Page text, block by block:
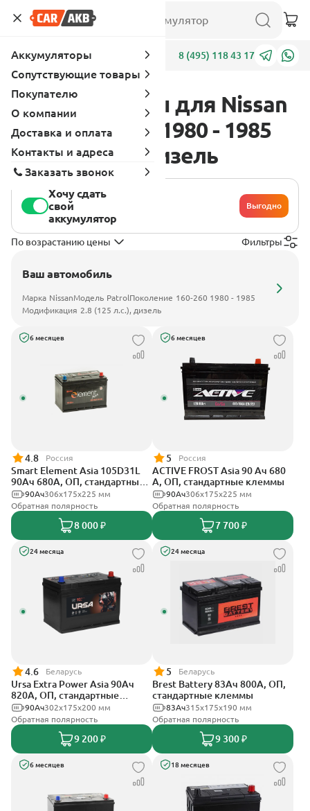
Адреса 8 (495) 118 43 17
Аккумуляторы для Nissan
Patrol 160-260 1980 - 1985
2.8 (125 л.с.), дизель
Хочу сдать
свой
аккумулятор
Выгодно
По возрастанию цены Фильтры
Ваш автомобиль
Марка NissanМодель PatrolПоколение 160-260 1980 - 1985
Модификация 2.8 (125 л.с.), дизель
6 месяцев
4.8 Россия
Smart Element Asia 105D31L
90Ач 680А, ОП, стандартные
клеммы306x175x225 мм
90Ач
Обратная полярность
8 000 ₽
6 месяцев
5 Россия
ACTIVE FROST Asia 90 Ач 680
А, ОП, стандартные клеммы
306x175x225 мм
90Ач
Обратная полярность
7 700 ₽
24 месяца
4.6 Беларусь
Ursa Extra Power Asia 90Ач
820А, ОП, стандартные
клеммы302x175x200 мм
90Ач
Обратная полярность
9 200 ₽
24 месяца
5 Беларусь
Brest Battery 83Ач 800А, ОП,
стандартные клеммы
315x175x190 мм
83Ач
Обратная полярность
9 300 ₽
6 месяцев 18 месяцев
Аккумуляторы
Сопутствующие товары
Покупателю
О компании
Доставка и оплата
Контакты и адреса
Заказать звонок